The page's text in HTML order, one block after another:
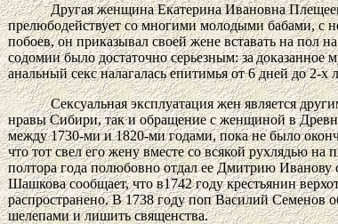
Другая женщина Екатерина Ивановна
прелюбодействует со многими молодыми бабами, с
побоев, он приказывал своей жене вставать на пол
содомии было достаточно серьезным:задоказанное
анальный секс налагалась епитимья от 6 дней до 2-х
Сексуальная эксплуатация жен является
нравы Сибири, так и обращение с женщиной в
между 1730-ми и 1820-ми годами, пока не было
что тот свел его жену вместе со всякой рухлядью
полтора года полюбовно отдал ее Дмитрию
Шашкова сообщает, что в1742 году крестьянин
распространено. В 1738 году поп Василий Семенов
шелепами и лишить священства.